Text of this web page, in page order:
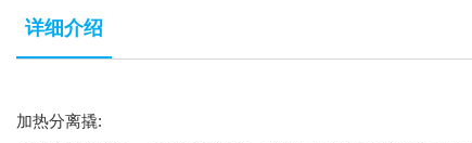
详细介绍
加热分离撬: